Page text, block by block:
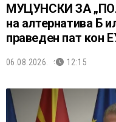
МУЦУНСКИ ЗА
на алтернатива Б
праведен пат кон
06.08.2026. 12:15